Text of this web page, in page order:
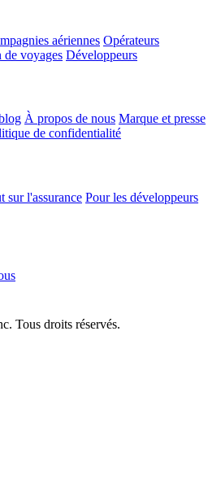
aériennes Opérateurs
de voyages Développeurs
À propos de nous Marque et presse
de confidentialité
sur l'assurance Pour les développeurs
Tous droits réservés.